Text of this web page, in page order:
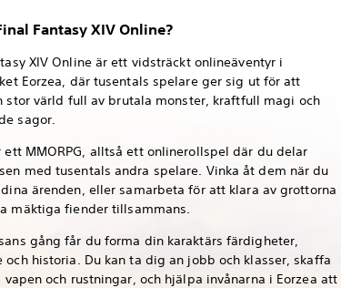
Fantasy XIV Online?
XIV Online är ett vidsträckt onlineäventyr i
Eorzea, där tusentals spelare ger sig ut för att
stor värld full av brutala monster, kraftfull magi och
sagor.
ett MMORPG, alltså ett onlinerollspel där du delar
med tusentals andra spelare. Vinka åt dem när du
ärenden, eller samarbeta för att klara av grottorna
mäktiga fiender tillsammans.
gång får du forma din karaktärs färdigheter,
och historia. Du kan ta dig an jobb och klasser, skaffa
och rustningar, och hjälpa invånarna i Eorzea att